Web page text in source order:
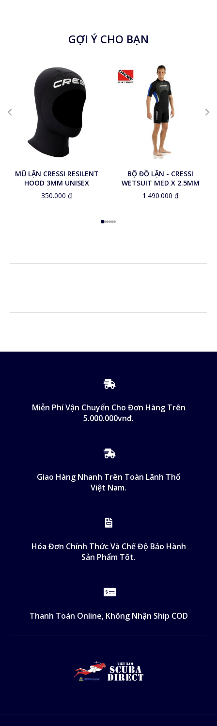
GỢI Ý CHO BẠN
MŨ LẶN CRESSI RESILENT
HOOD 3MM UNISEX
350.000 ₫
S
BỘ ĐỒ LẶN - CRESSI
WETSUIT MED X 2.5MM
1.490.000 ₫
Miễn Phí Vận Chuyển Cho Đơn Hàng Trên
5.000.000vnđ.
Giao Hàng Nhanh Trên Toàn Lãnh Thổ
Việt Nam.
Hóa Đơn Chính Thức Và Chế Độ Bảo Hành
Sản Phẩm Tốt.
Thanh Toán Online, Không Nhận Ship COD